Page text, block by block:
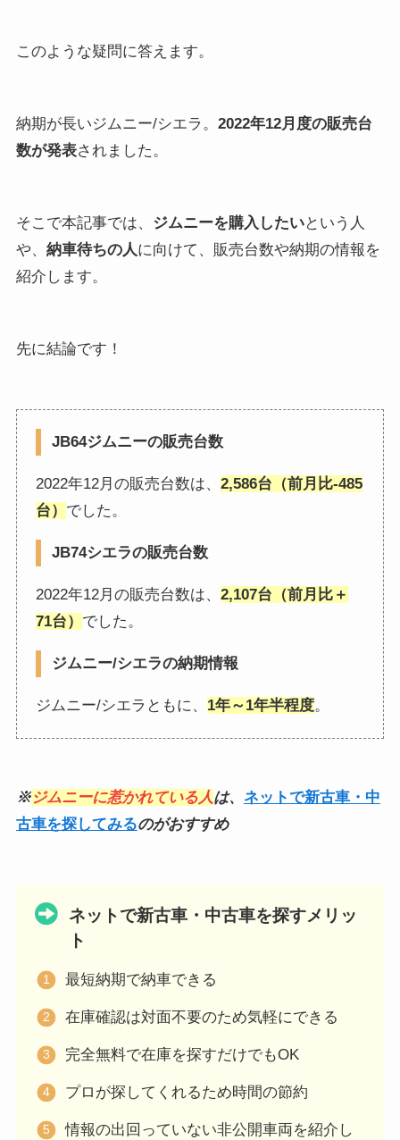
このような疑問に答えます。
納期が長いジムニー/シエラ。 2022年12月度の販売台
数が発表されました。
そこで本記事では、 ジムニーを購入したいという人
や、 納車待ちの人に向けて、販売台数や納期の情報を
紹介します。
先に結論です！
JB64ジムニーの販売台数
2022年12月の販売台数は、2,586台（前月比-485
台） でした。
JB74シエラの販売台数
2022年12月の販売台数は、2,107台（前月比＋
71台） でした。
ジムニー/シエラの納期情報
ジムニー/シエラともに、 1年～1年半程度。
※ジムニーに惹かれている人は、 ネットで新古車・中
古車を探してみるのがおすすめ
ネットで新古車・中古車を探すメリッ
ト
最短納期で納車できる
在庫確認は対面不要のため気軽にできる
完全無料で在庫を探すだけでもOK
プロが探してくれるため時間の節約
情報の出回っていない非公開車両を紹介し